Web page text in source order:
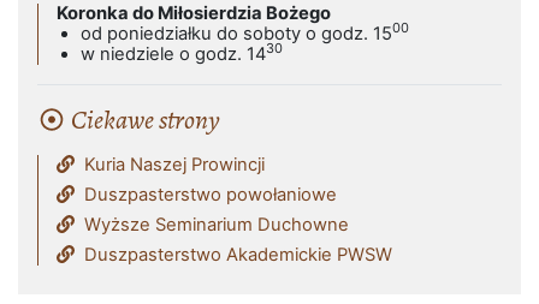
Koronka do Miłosierdzia Bożego
od poniedziałku do soboty o godz. 1500
w niedziele o godz. 1430
Ciekawe strony
Kuria Naszej Prowincji
Duszpasterstwo powołaniowe
Wyższe Seminarium Duchowne
Duszpasterstwo Akademickie PWSW